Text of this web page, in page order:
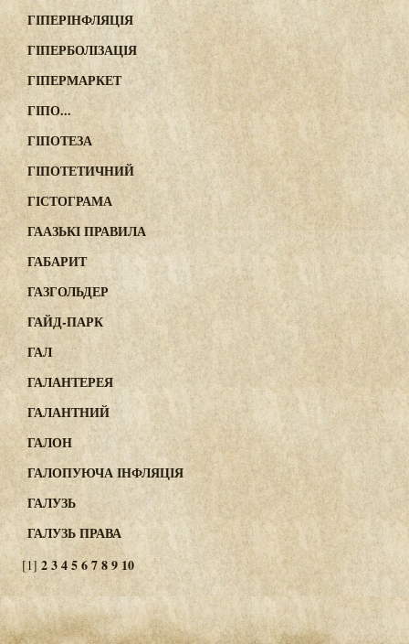
ГІПЕРІНФЛЯЦІЯ
ГІПЕРБОЛІЗАЦІЯ
ГІПЕРМАРКЕТ
ГІПО...
ГІПОТЕЗА
ГІПОТЕТИЧНИЙ
ГІСТОГРАМА
ГААЗЬКІ ПРАВИЛА
ГАБАРИТ
ГАЗГОЛЬДЕР
ГАЙД-ПАРК
ГАЛ
ГАЛАНТЕРЕЯ
ГАЛАНТНИЙ
ГАЛОН
ГАЛОПУЮЧА ІНФЛЯЦІЯ
ГАЛУЗЬ
ГАЛУЗЬ ПРАВА
[1] 23456789 10